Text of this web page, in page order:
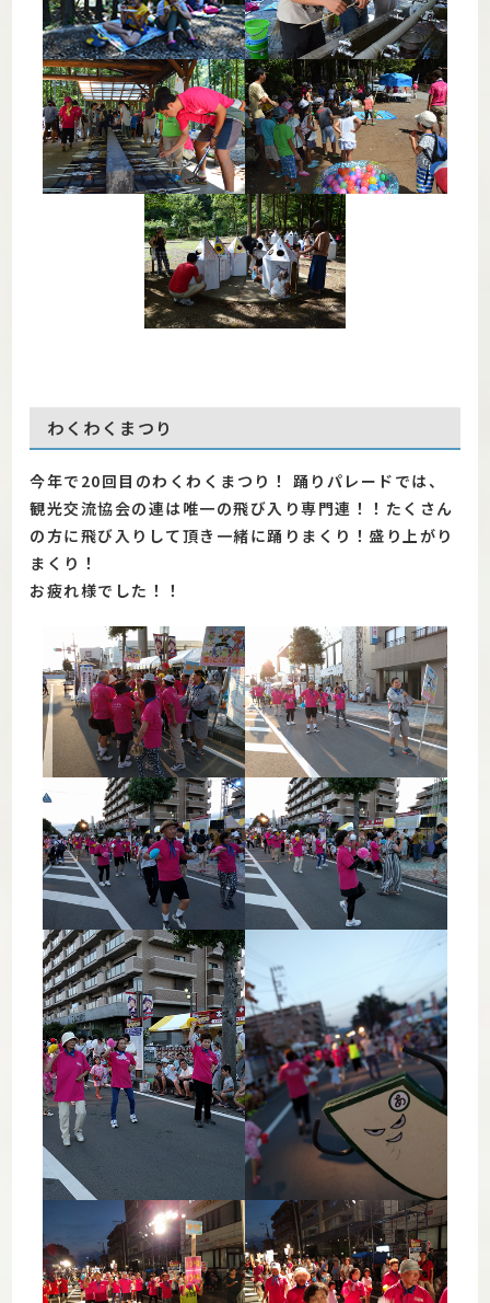
わくわくまつり
今年で20回目のわくわくまつり！ 踊りパレードでは、
観光交流協会の連は唯一の飛び入り専門連！！ たくさん
の方に飛び入りして頂き一緒に踊りまくり！盛り上がり
まくり！
お疲れ様でした！！